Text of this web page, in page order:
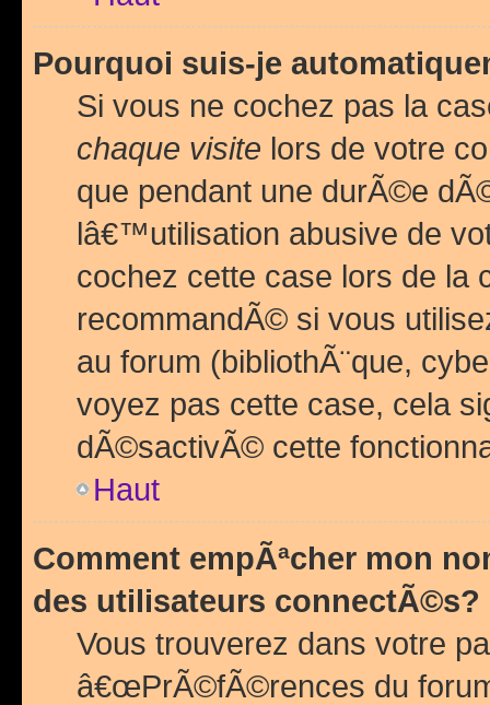
Pourquoi suis-je
Si vous ne cochez pas la
chaque visite lors de votre
que pendant une durÃ©e
lâ€™utilisation abusive de
cochez cette case lors de
recommandÃ© si vous
au forum (bibliothÃ¨que,
voyez pas cette case, cela
dÃ©sactivÃ© cette
Haut
Comment empÃªcher mon
des utilisateurs connectÃ©s?
Vous trouverez dans votre
â€œPrÃ©fÃ©rences du